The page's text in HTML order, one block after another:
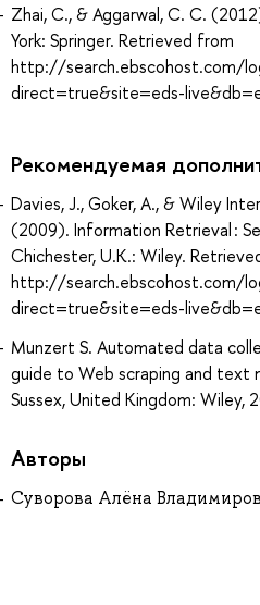
Zhai, C., & Aggarwal, C. C.
York: Springer. Retrieved from
http://search.ebscohost.com/
direct=true&site=eds-
Рекомендуемая
Davies, J., Goker, A., & Wiley
(2009). Information Retrieval :
Chichester, U.K.: Wiley.
http://search.ebscohost.com/
direct=true&site=eds-
Munzert S. Automated data
guide to Web scraping and text
Sussex, United Kingdom: Wiley,
Авторы
Суворова Алёна